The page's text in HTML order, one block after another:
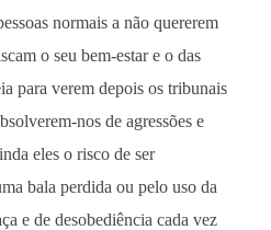
normais a não quererem
o seu bem-estar e o das
para verem depois os tribunais
nos de agressões e
eles o risco de ser
bala perdida ou pelo uso da
e de desobediência cada vez